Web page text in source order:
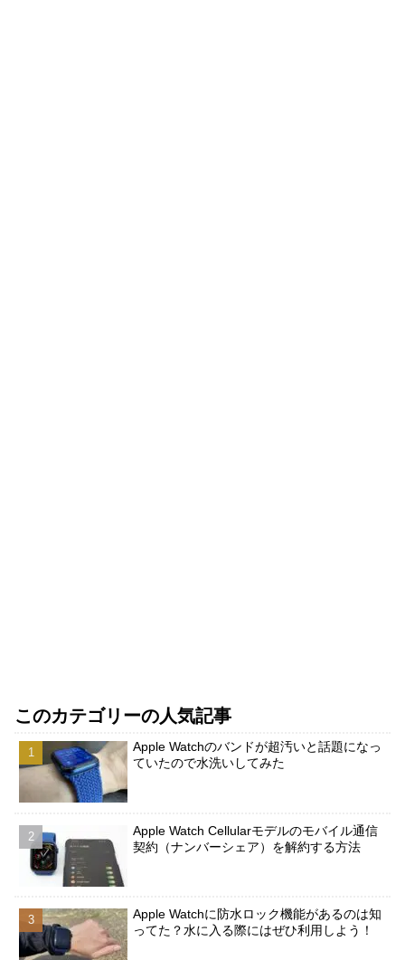
このカテゴリーの人気記事
Apple Watchのバンドが超汚いと話題になっ
ていたので水洗いしてみた
Apple Watch Cellularモデルのモバイル通信
契約（ナンバーシェア）を解約する方法
Apple Watchに防水ロック機能があるのは知
ってた？水に入る際にはぜひ利用しよう！